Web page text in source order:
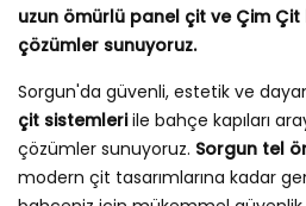
uzun ömürlü panel çit ve Çim Çit
çözümler sunuyoruz.
Sorgun'da güvenli, estetik ve
çit sistemleriile bahçe kapıları
çözümler sunuyoruz. Sorgun tel
modern çit tasarımlarına kadar